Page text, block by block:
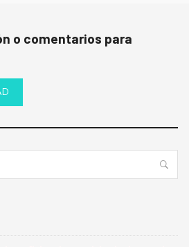
o comentarios para